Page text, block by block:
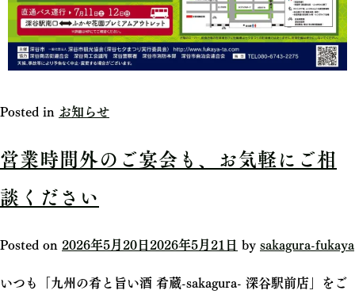
Posted in お知らせ
営業時間外のご宴会も、お気軽にご相
談ください
Posted on 2026年5月20日 2026年5月21日 by sakagura-fukaya
いつも「九州の肴と旨い酒 肴蔵-sakagura- 深谷駅前店」をご